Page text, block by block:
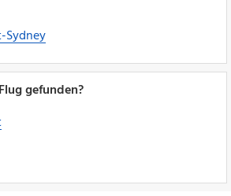
Sydney
gefunden?